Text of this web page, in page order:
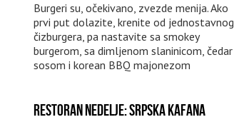
Burgeri su, očekivano, zvezde menija. Ako
prvi put dolazite, krenite od jednostavnog
čizburgera, pa nastavite sa smokey
burgerom, sa dimljenom slaninicom, čedar
sosom i korean BBQ majonezom
RESTORAN NEDELJE: SRPSKA KAFANA